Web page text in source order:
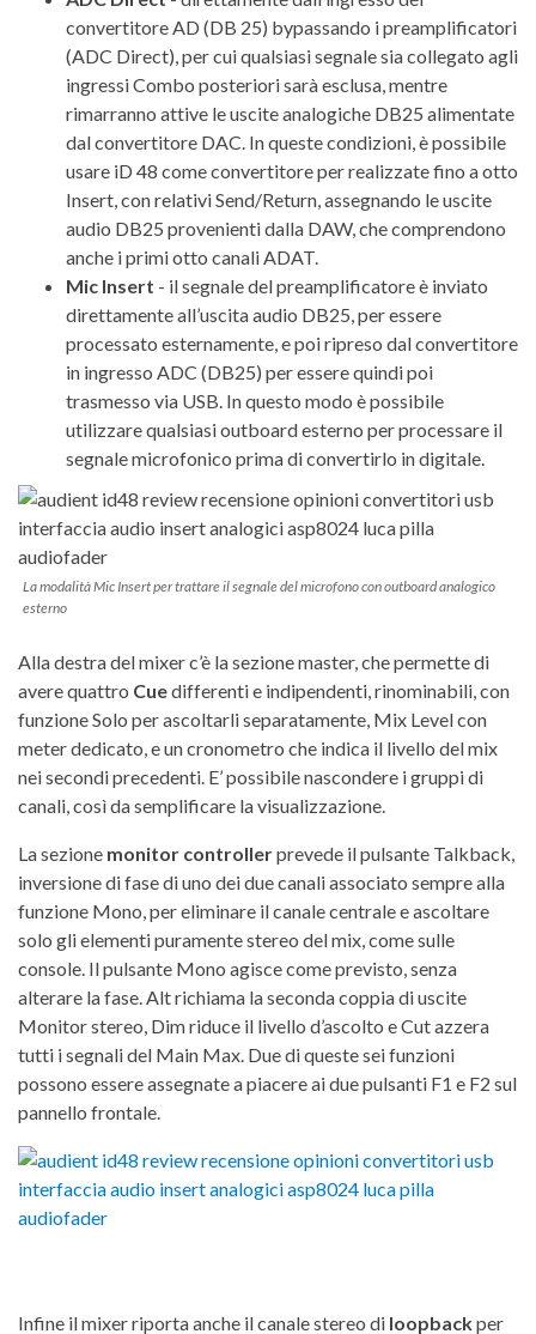
convertitore AD (DB 25) bypassando i preamplificatori
(ADC Direct), per cui qualsiasi segnale sia collegato agli
ingressi Combo posteriori sarà esclusa, mentre
rimarranno attive le uscite analogiche DB25 alimentate
dal convertitore DAC. In queste condizioni, è possibile
usare iD 48 come convertitore per realizzate fino a otto
Insert, con relativi Send/Return, assegnando le uscite
audio DB25 provenienti dalla DAW, che comprendono
anche i primi otto canali ADAT.
Mic Insert - il segnale del preamplificatore è inviato
direttamente all’uscita audio DB25, per essere
processato esternamente, e poi ripreso dal convertitore
in ingresso ADC (DB25) per essere quindi poi
trasmesso via USB. In questo modo è possibile
utilizzare qualsiasi outboard esterno per processare il
segnale microfonico prima di convertirlo in digitale.
La modalità Mic Insert per trattare il segnale del microfono con outboard analogico
esterno
Alla destra del mixer c’è la sezione master, che permette di
avere quattro Cuedifferenti e indipendenti, rinominabili, con
funzione Solo per ascoltarli separatamente, Mix Level con
meter dedicato, e un cronometro che indica il livello del mix
nei secondi precedenti. E’ possibile nascondere i gruppi di
canali, così da semplificare la visualizzazione.
La sezione monitor controllerprevede il pulsante Talkback,
inversione di fase di uno dei due canali associato sempre alla
funzione Mono, per eliminare il canale centrale e ascoltare
solo gli elementi puramente stereo del mix, come sulle
console. Il pulsante Mono agisce come previsto, senza
alterare la fase. Alt richiama la seconda coppia di uscite
Monitor stereo, Dim riduce il livello d’ascolto e Cut azzera
tutti i segnali del Main Max. Due di queste sei funzioni
possono essere assegnate a piacere ai due pulsanti F1 e F2 sul
pannello frontale.
Infine il mixer riporta anche il canale stereo di loopbackper